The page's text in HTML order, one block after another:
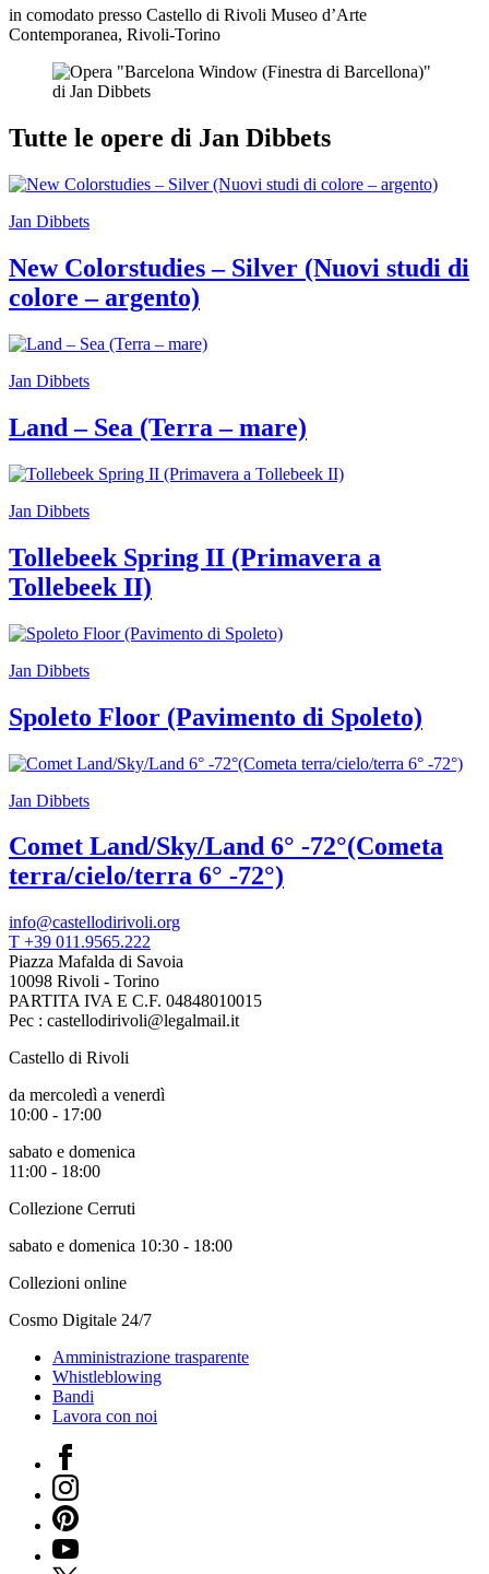
Educazione
Formazione
Ricerca
Famiglie
Visite
guidate
Progetto
Summer
Speciali
EN
Ricerca
Storia
Sedi
Tutte
Castello
Lunga
Digitale
EN
Visita
Shop
siamo
Media
Organizza
tuo
Amministrazione
Whistleblowing
Sostieni
il
EN
in comodato presso Castello di Rivoli Museo d’Arte
Contemporanea, Rivoli-Torino
Tutte le opere di Jan Dibbets
Jan Dibbets
New Colorstudies – Silver (Nuovi studi di
colore – argento)
Jan Dibbets
Land – Sea (Terra – mare)
Jan Dibbets
Tollebeek Spring II (Primavera a
Tollebeek II)
Jan Dibbets
Spoleto Floor (Pavimento di Spoleto)
Jan Dibbets
Comet Land/Sky/Land 6° -72°(Cometa
terra/cielo/terra 6° -72°)
info@castellodirivoli.org
T +39 011.9565.222
Piazza Mafalda di Savoia
10098 Rivoli - Torino
PARTITA IVA E C.F. 04848010015
Pec : castellodirivoli@legalmail.it
Castello di Rivoli
da mercoledì a venerdì
10:00 - 17:00
sabato e domenica
11:00 - 18:00
Collezione Cerruti
sabato e domenica 10:30 - 18:00
Collezioni online
Cosmo Digitale 24/7
Amministrazione trasparente
Whistleblowing
Bandi
Lavora con noi
Facebook
Instagram
Pinterest
YouTube